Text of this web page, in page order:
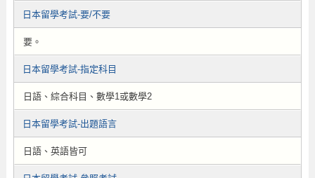
日本留學考試-要/不要
要。
日本留學考試-指定科目
日語、綜合科目、數學1或數學2
日本留學考試-出題語言
日語、英語皆可